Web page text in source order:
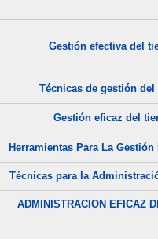
Gestión efectiva del
Técnicas de gestión del
Gestión eficaz del
Herramientas Para La
Técnicas para la
ADMINISTRACION EFICAZ